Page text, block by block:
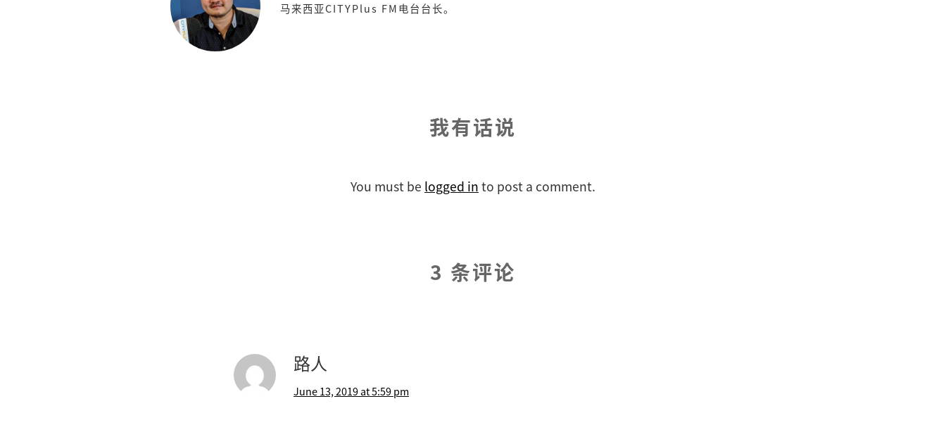
马来西亚CITYPlus FM电台台长。
我有话说
You must be logged in to post a comment.
3 条评论
路人
June 13, 2019 at 5:59 pm